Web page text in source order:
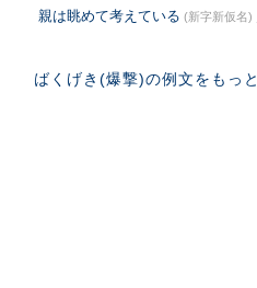
親は眺めて考えている (新字新仮名)
ばくげき(爆撃)の例文をもっと